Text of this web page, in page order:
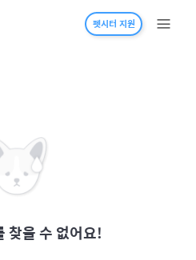
펫시터 지원
찾을 수 없어요!